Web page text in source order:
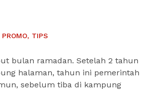
PROMO, TIPS
bulan ramadan. Setelah 2 tahun
halaman, tahun ini pemerintah
sebelum tiba di kampung